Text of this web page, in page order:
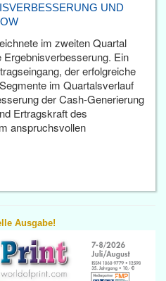
UND
im zweiten Quartal
Ergebnisverbesserung. Ein
der erfolgreiche
im Quartalsverlauf
der Cash-Generierung
Ertragskraft des
anspruchsvollen
Ausgabe!